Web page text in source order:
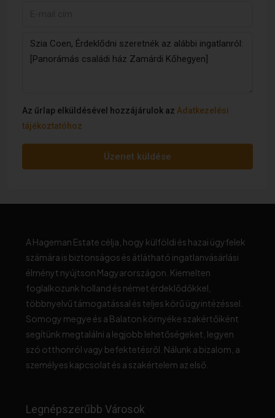
Az űrlap elküldésével hozzájárulok az Adatkezelési
tájékoztatóhoz
Üzenet küldése
A Hageman Estate célja, hogy külföldi és hazai ügyfelek
számára is biztonságos és átlátható ingatlanvásárlási
élményt nyújtson Magyarországon. Kiemelten
foglalkozunk holland és német érdeklődőkkel,
többnyelvű támogatással és teljes körű ügyintézéssel.
Somogy megye és a Balaton környéke szakértőiként
segítünk megtalálni a legjobb lehetőségeket, legyen
szó otthonról vagy befektetésről. Nálunk a bizalom, a
személyes kapcsolat és a szakértelem az első.
Legnépszerűbb Városok